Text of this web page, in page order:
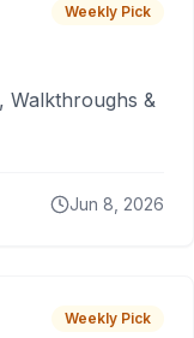
Weekly Pick
Walkthroughs &
Jun 8, 2026
Weekly Pick